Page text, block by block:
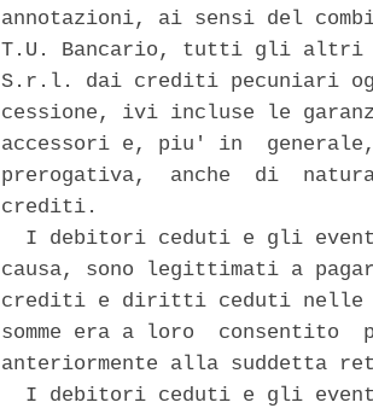
annotazioni, ai sensi del
T.U. Bancario, tutti gli altri
S.r.l. dai crediti pecuniari
cessione, ivi incluse le
accessori e, piu' in
prerogativa,  anche  di
crediti.
I debitori ceduti e gli
causa, sono legittimati a
crediti e diritti ceduti nelle
somme era a loro
anteriormente alla suddetta
I debitori ceduti e gli